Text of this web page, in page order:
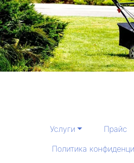
Услуги Прайс
Политика